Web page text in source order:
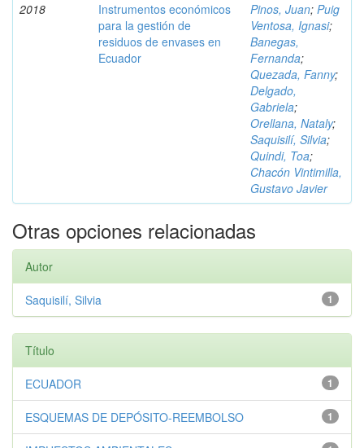
2018
Instrumentos económicos
para la gestión de
residuos de envases en
Ecuador
Pinos, Juan; Puig
Ventosa, Ignasi;
Banegas,
Fernanda;
Quezada, Fanny;
Delgado,
Gabriela;
Orellana, Nataly;
Saquisilí, Silvia;
Quindi, Toa;
Chacón Vintimilla,
Gustavo Javier
Otras opciones relacionadas
Autor
1
Saquisilí, Silvia
Título
1
ECUADOR
1
ESQUEMAS DE DEPÓSITO-REEMBOLSO